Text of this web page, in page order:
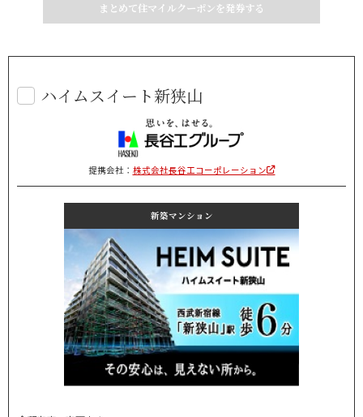
まとめて住マイルクーポンを発券する
ハイムスイート新狭山
提携会社： 株式会社長谷工コーポレーション
新築マンション